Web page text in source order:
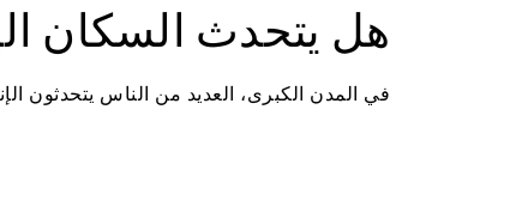
هل يتحدث السكان
في المدن الكبرى، العديد من الناس يتحدثون